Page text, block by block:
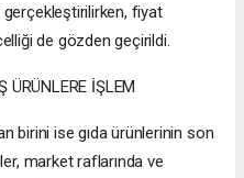
fiyat
de gözden geçirildi.
ÜRÜNLERE İŞLEM
birini ise gıda ürünlerinin son
market raflarında ve